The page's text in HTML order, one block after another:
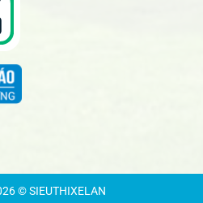
© SIEUTHIXELAN